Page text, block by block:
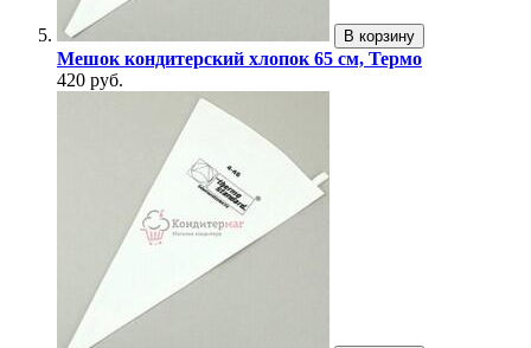
В корзину
Мешок кондитерский хлопок 65 см, Термо
420 руб.